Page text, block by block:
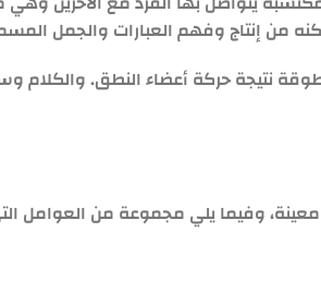
من إنتاج وفهم العبارات والجمل
نتيجة حركة أعضاء النطق. والكلام
وفيما يلي مجموعة من